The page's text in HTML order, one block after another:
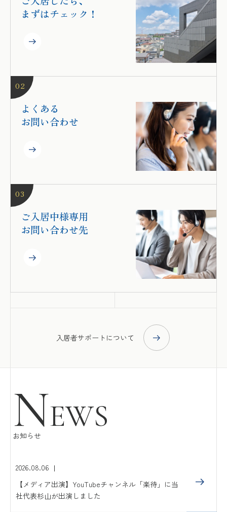
まずはチェック！
02
よくある
お問い合わせ
03
ご入居中様専用
お問い合わせ先
入居者サポートについて
NEWS
お知らせ
2026.08.06
【メディア出演】YouTubeチャンネル「楽待」に当
社代表杉山が出演しました